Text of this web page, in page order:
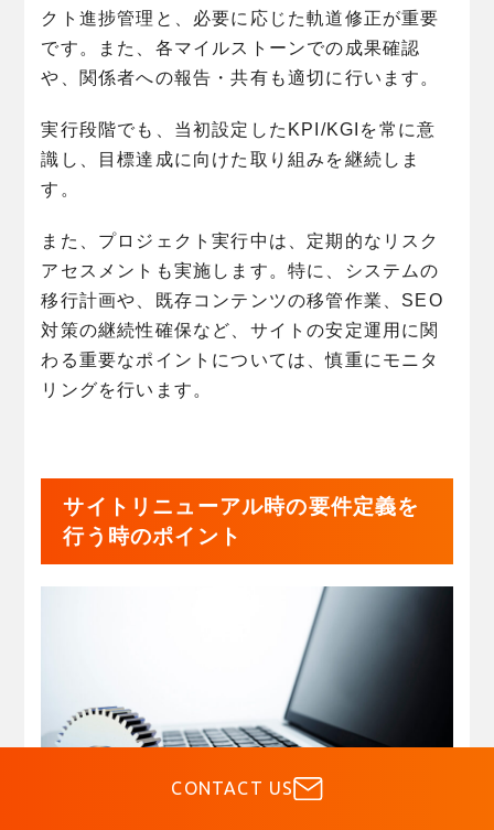
クト進捗管理と、必要に応じた軌道修正が重要
です。また、各マイルストーンでの成果確認
や、関係者への報告・共有も適切に行います。
実行段階でも、当初設定したKPI/KGIを常に意
識し、目標達成に向けた取り組みを継続しま
す。
また、プロジェクト実行中は、定期的なリスク
アセスメントも実施します。特に、システムの
移行計画や、既存コンテンツの移管作業、SEO
対策の継続性確保など、サイトの安定運用に関
わる重要なポイントについては、慎重にモニタ
リングを行います。
サイトリニューアル時の要件定義を
行う時のポイント
CONTACT US